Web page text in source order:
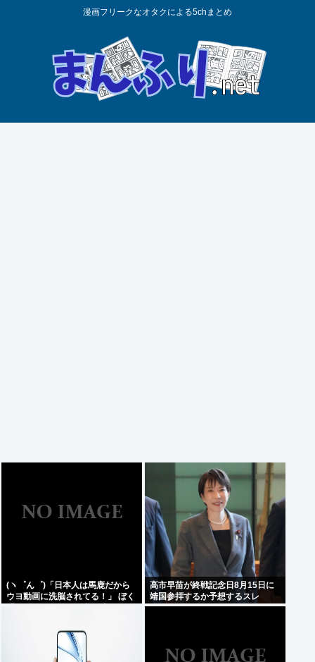
漫画フリークなオタクによる5chまとめ
(ヽ゜ん゜)「日本人は馬鹿だから
ウヨ動画に洗脳されてる！」 ぼく
高市早苗が終戦記念日8月15日に
靖国参拝するか予想するスレ